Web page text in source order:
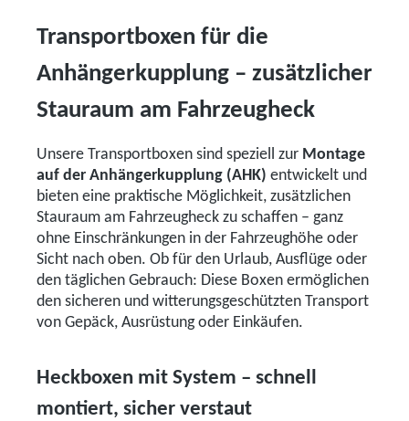
Transportboxen für die
Anhängerkupplung – zusätzlicher
Stauraum am Fahrzeugheck
Unsere Transportboxen sind speziell zur Montage
auf der Anhängerkupplung (AHK) entwickelt und
bieten eine praktische Möglichkeit, zusätzlichen
Stauraum am Fahrzeugheck zu schaffen – ganz
ohne Einschränkungen in der Fahrzeughöhe oder
Sicht nach oben. Ob für den Urlaub, Ausflüge oder
den täglichen Gebrauch: Diese Boxen ermöglichen
den sicheren und witterungsgeschützten Transport
von Gepäck, Ausrüstung oder Einkäufen.
Heckboxen mit System – schnell
montiert, sicher verstaut